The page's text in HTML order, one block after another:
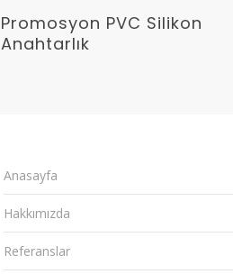
Devamını Oku
Promosyon PVC Silikon
Anahtarlık
Anasayfa
Hakkımızda
Referanslar